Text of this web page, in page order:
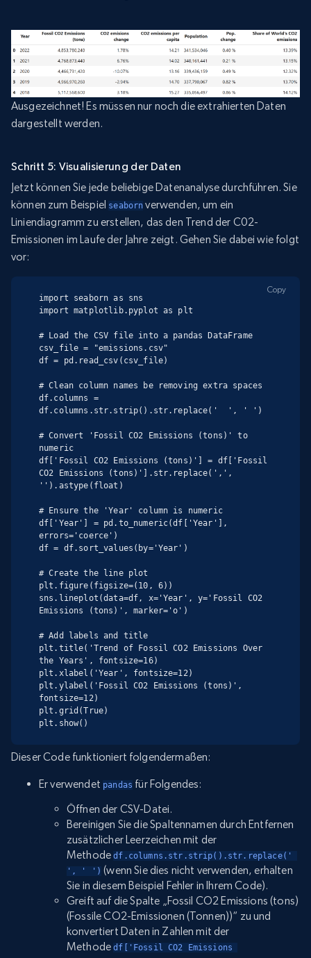
Ausgezeichnet! Es müssen nur noch die extrahierten Daten
dargestellt werden.
Schritt 5: Visualisierung der Daten
Jetzt können Sie jede beliebige Datenanalyse durchführen. Sie
können zum Beispiel seaborn verwenden, um ein
Liniendiagramm zu erstellen, das den Trend der C02-
Emissionen im Laufe der Jahre zeigt. Gehen Sie dabei wie folgt
vor:
import seaborn as sns
import matplotlib.pyplot as plt
# Load the CSV file into a pandas DataFrame
csv_file = "emissions.csv"
df = pd.read_csv(csv_file)
# Clean column names be removing extra spaces
df.columns =
df.columns.str.strip().str.replace('  ', ' ')
# Convert 'Fossil CO2 Emissions (tons)' to
numeric
df['Fossil CO2 Emissions (tons)'] = df['Fossil
CO2 Emissions (tons)'].str.replace(',',
'').astype(float)
# Ensure the 'Year' column is numeric
df['Year'] = pd.to_numeric(df['Year'],
errors='coerce')
df = df.sort_values(by='Year')
# Create the line plot
plt.figure(figsize=(10, 6))
sns.lineplot(data=df, x='Year', y='Fossil CO2
Emissions (tons)', marker='o')
# Add labels and title
plt.title('Trend of Fossil CO2 Emissions Over
the Years', fontsize=16)
plt.xlabel('Year', fontsize=12)
plt.ylabel('Fossil CO2 Emissions (tons)',
fontsize=12)
plt.grid(True)
plt.show()
Copy
Dieser Code funktioniert folgendermaßen:
Er verwendet pandas für Folgendes:
Öffnen der CSV-Datei.
Bereinigen Sie die Spaltennamen durch Entfernen
zusätzlicher Leerzeichen mit der
Methodedf.columns.str.strip().str.replace('
', ' ') (wenn Sie dies nicht verwenden, erhalten
Sie in diesem Beispiel Fehler in Ihrem Code).
Greift auf die Spalte „Fossil CO2 Emissions (tons)
(Fossile CO2-Emissionen (Tonnen))“ zu und
konvertiert Daten in Zahlen mit der
Methodedf['Fossil CO2 Emissions